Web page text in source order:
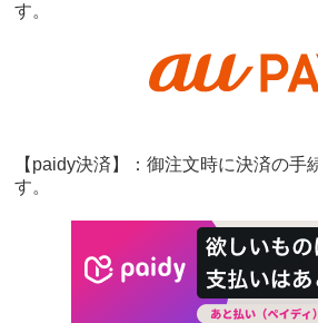
す。
【paidy決済】：御注文時に決済の手
す。